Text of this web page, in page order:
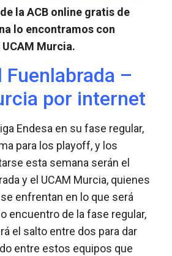
la ACB online gratis de
lo encontramos con
Murcia.
Fuenlabrada –
por internet
Endesa en su fase regular,
para los playoff, y los
esta semana serán el
y el UCAM Murcia, quienes
enfrentan en lo que será
encuentro de la fase regular,
el salto entre dos para dar
entre estos equipos que